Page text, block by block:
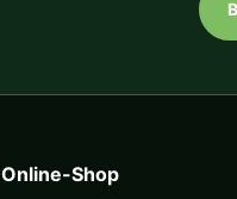
Online-Shop